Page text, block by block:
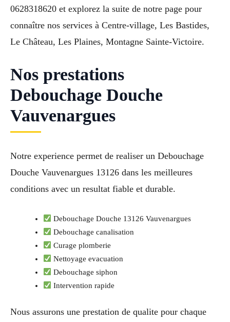
0628318620 et explorez la suite de notre page pour
connaître nos services à Centre-village, Les Bastides,
Le Château, Les Plaines, Montagne Sainte-Victoire.
Nos prestations
Debouchage Douche
Vauvenargues
Notre experience permet de realiser un Debouchage
Douche Vauvenargues 13126 dans les meilleures
conditions avec un resultat fiable et durable.
Debouchage Douche 13126 Vauvenargues
Debouchage canalisation
Curage plomberie
Nettoyage evacuation
Debouchage siphon
Intervention rapide
Nous assurons une prestation de qualite pour chaque